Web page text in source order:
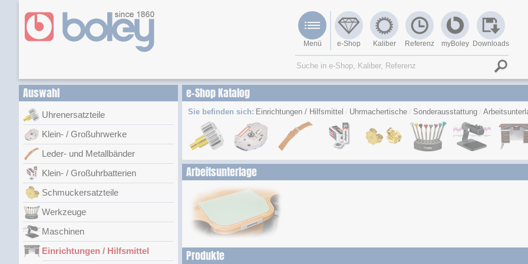
Menü e-Shop Kaliber Referenz myBoley Downloads
Auswahl
Uhrenersatzteile
Klein- / Großuhrwerke
Leder- und Metallbänder
Klein- / Großuhrbatterien
Schmuckersatzteile
Werkzeuge
Maschinen
Einrichtungen / Hilfsmittel
e-Shop Katalog
Sie befinden sich: Einrichtungen / Hilfsmittel Uhrmachertische Sonderausstattung
Arbeitsunterlage
Produkte